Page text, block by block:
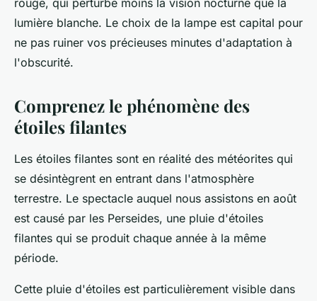
rouge, qui perturbe moins la vision nocturne que la
lumière blanche. Le choix de la lampe est capital pour
ne pas ruiner vos précieuses minutes d'adaptation à
l'obscurité.
Comprenez le phénomène des
étoiles filantes
Les étoiles filantes sont en réalité des météorites qui
se désintègrent en entrant dans l'atmosphère
terrestre. Le spectacle auquel nous assistons en août
est causé par les Perseides, une pluie d'étoiles
filantes qui se produit chaque année à la même
période.
Cette pluie d'étoiles est particulièrement visible dans